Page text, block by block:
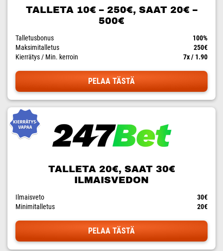
TALLETA 10€ – 250€, SAAT 20€ –
500€
Talletusbonus
100%
Maksimitalletus
250€
Kierrätys / Min. kerroin
7x / 1.90
PELAA TÄSTÄ
TALLETA 20€, SAAT 30€
ILMAISVEDON
Ilmaisveto
30€
Minimitalletus
20€
PELAA TÄSTÄ